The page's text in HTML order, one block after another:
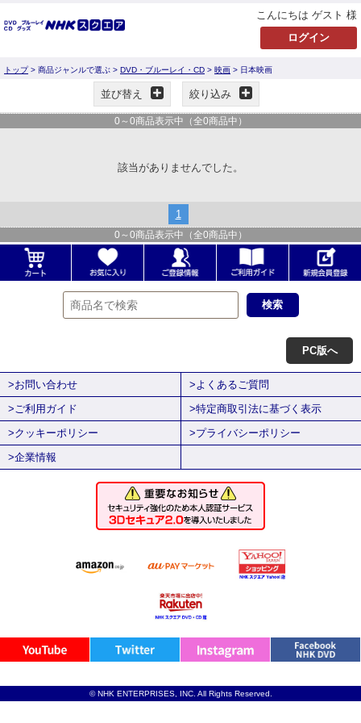
こんにちは ゲスト 様
トップ> 商品ジャンルで選ぶ > DVD・ブルーレイ・CD > 映画 > 日本映画
並び替え 絞り込み
0 ～ 0商品表示中（全0商品中）
該当がありませんでした。
1
0 ～ 0商品表示中（全0商品中）
PC版へ
>お問い合わせ
>よくあるご質問
>ご利用ガイド
>特定商取引法に基づく表示
>クッキーポリシー
>プライバシーポリシー
>企業情報
© NHK ENTERPRISES, INC. All Rights Reserved.